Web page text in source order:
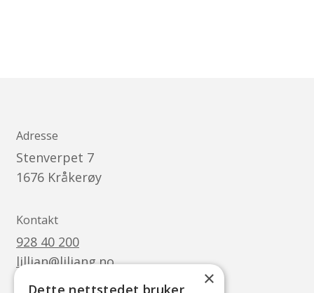
Adresse
Stenverpet 7
1676 Kråkerøy
Kontakt
928 40 200
lillian@liliang.no
×
Dette nettstedet bruker